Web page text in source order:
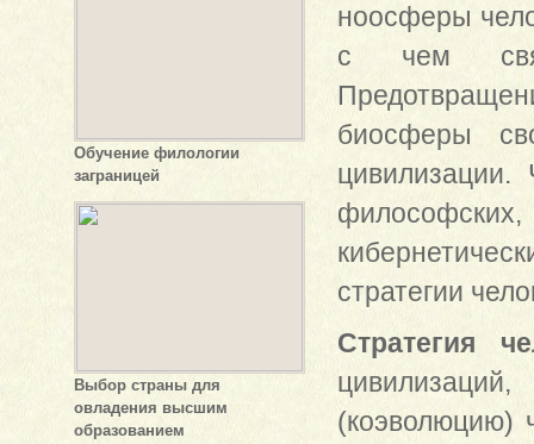
Обучение филологии
заграницей
Выбор страны для
овладения высшим
образованием
ноосферы
с чем
биосферы
цивилизации.
стратегии
Стратегия
(коэволюцию)